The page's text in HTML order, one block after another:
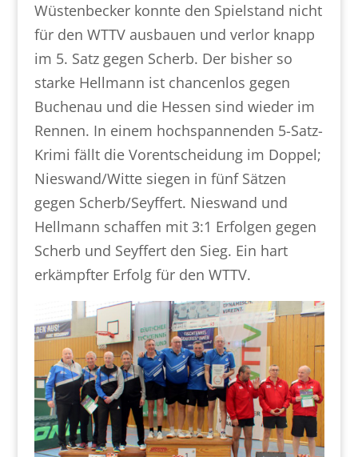
Wüstenbecker konnte den Spielstand nicht
für den WTTV ausbauen und verlor knapp
im 5. Satz gegen Scherb. Der bisher so
starke Hellmann ist chancenlos gegen
Buchenau und die Hessen sind wieder im
Rennen. In einem hochspannenden 5-Satz-
Krimi fällt die Vorentscheidung im Doppel;
Nieswand/Witte siegen in fünf Sätzen
gegen Scherb/Seyffert. Nieswand und
Hellmann schaffen mit 3:1 Erfolgen gegen
Scherb und Seyffert den Sieg. Ein hart
erkämpfter Erfolg für den WTTV.